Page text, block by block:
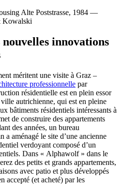
Alte Poststrasse, 1984 —
Kowalski
innovations
méritent une visite à Graz –
professionnelle par
résidentielle est en plein essor
autrichienne, qui est en pleine
bâtiments résidentiels intéressants à
de construire des appartements
des années, un bureau
a aménagé le site d’une ancienne
verdoyant composé d’un
Dans « Alphawolf » dans le
des petits et grands appartements,
avec patio et plus développés
accepté (et acheté) par les